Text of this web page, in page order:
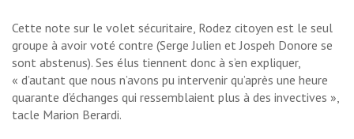
Cette note sur le volet sécuritaire, Rodez citoyen est le seul
groupe à avoir voté contre (Serge Julien et Jospeh Donore se
sont abstenus). Ses élus tiennent donc à s’en expliquer,
« d’autant que nous n’avons pu intervenir qu’après une heure
quarante d’échanges qui ressemblaient plus à des invectives »,
tacle Marion Berardi.